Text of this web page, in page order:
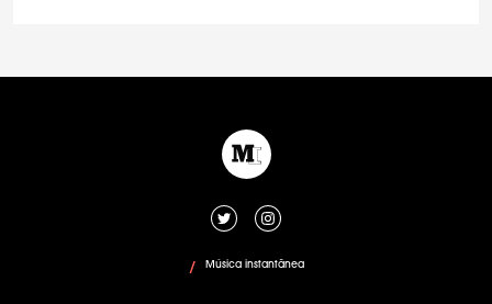
/ Música instantânea